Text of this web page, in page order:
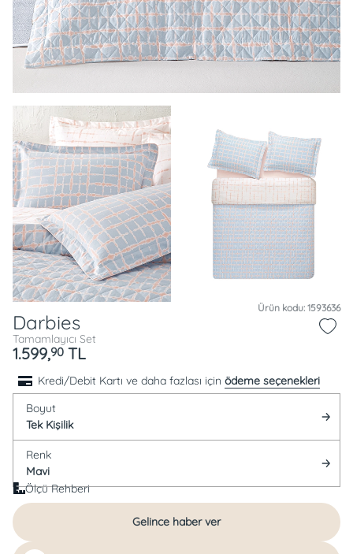
Ürün kodu: 1593636
Darbies
Tamamlayıcı Set
1.599,90 TL
Kredi/Debit Kartı ve daha fazlası için ödeme seçenekleri
Boyut
Tek Kişilik
Renk
Mavi
Ölçü Rehberi
Gelince haber ver